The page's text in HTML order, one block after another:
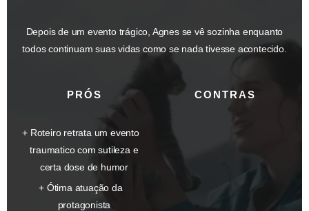
Depois de um evento trágico, Agnes se vê sozinha enquanto
todos continuam suas vidas como se nada tivesse acontecido.
PRÓS
Roteiro retrata um evento
traumatico com sutileza e
certa dose de humor
Ótima atuação da
protagonista
CONTRAS